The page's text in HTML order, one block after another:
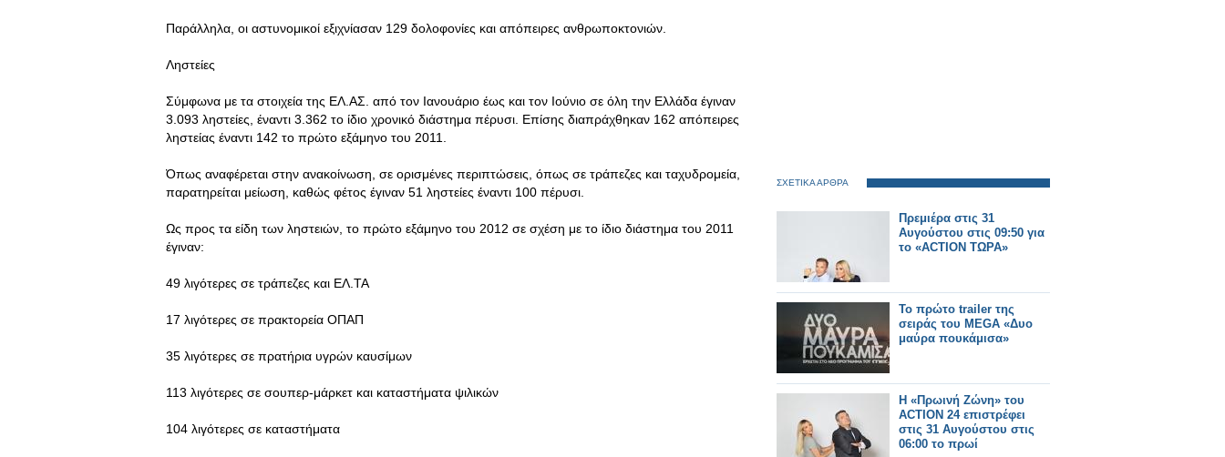
Παράλληλα, οι αστυνομικοί εξιχνίασαν 129 δολοφονίες και απόπειρες ανθρωποκτονιών.
Ληστείες
Σύμφωνα με τα στοιχεία της ΕΛ.ΑΣ. από τον Ιανουάριο έως και τον Ιούνιο σε όλη την Ελλάδα έγιναν
3.093 ληστείες, έναντι 3.362 το ίδιο χρονικό διάστημα πέρυσι. Επίσης διαπράχθηκαν 162 απόπειρες
ληστείας έναντι 142 το πρώτο εξάμηνο του 2011.
Όπως αναφέρεται στην ανακοίνωση, σε ορισμένες περιπτώσεις, όπως σε τράπεζες και ταχυδρομεία,
παρατηρείται μείωση, καθώς φέτος έγιναν 51 ληστείες έναντι 100 πέρυσι.
Ως προς τα είδη των ληστειών, το πρώτο εξάμηνο του 2012 σε σχέση με το ίδιο διάστημα του 2011
έγιναν:
49 λιγότερες σε τράπεζες και ΕΛ.ΤΑ
17 λιγότερες σε πρακτορεία ΟΠΑΠ
35 λιγότερες σε πρατήρια υγρών καυσίμων
113 λιγότερες σε σουπερ-μάρκετ και καταστήματα ψιλικών
104 λιγότερες σε καταστήματα
ΣΧΕΤΙΚΑ ΑΡΘΡΑ
Πρεμιέρα στις 31
Αυγούστου στις 09:50 για
το «ACTION ΤΩΡΑ»
Το πρώτο trailer της
σειράς του MEGA «Δυο
μαύρα πουκάμισα»
Η «Πρωινή Ζώνη» του
ACTION 24 επιστρέφει
στις 31 Αυγούστου στις
06:00 το πρωί